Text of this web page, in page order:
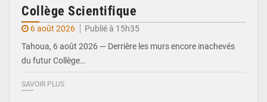
Collège Scientifique
6 août 2026
Publié à 15h35
Tahoua, 6 août 2026 — Derrière les murs encore inachevés
du futur Collège…
SAVOIR PLUS